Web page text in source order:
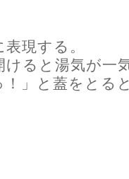
表現する。
ると湯気が一
！」と蓋をとる